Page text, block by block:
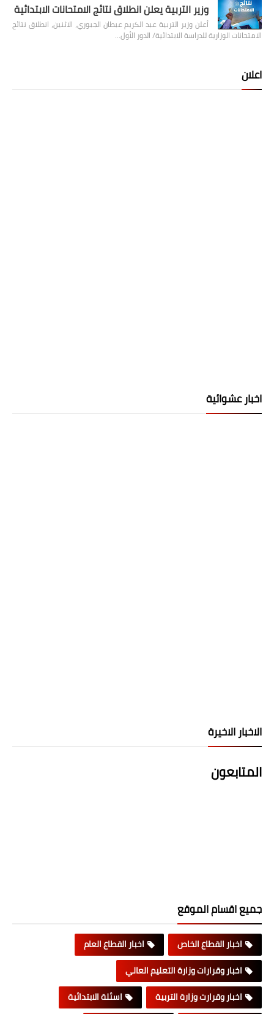
وزير التربية يعلن انطلاق نتائج الامتحانات الابتدائية
أعلن وزير التربية عبد الكريم عبطان الجبوري، الاثنين، انطلاق نتائج
الامتحانات الوزارية للدراسة الابتدائية/ الدور الأول…
اعلان
اخبار عشوائية
الاخبار الاخيرة
المتابعون
جميع اقسام الموقع
اخبار القطاع الخاص
اخبار القطاع العام
اخبار وقرارات وزارة التعليم العالي
اخبار وقرارت وزارة التربية
اسئلة الابتدائية